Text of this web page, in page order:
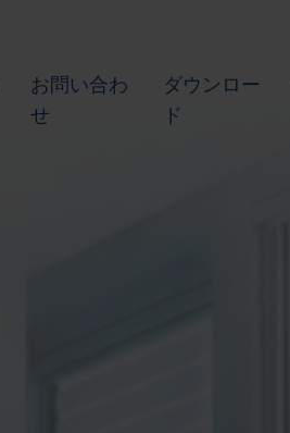
お問い合わ
せ
ダウンロー
ド